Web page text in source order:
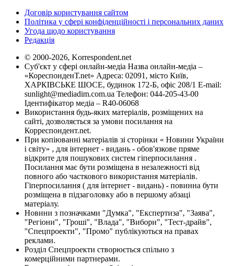
Договір користування сайтом
Політика у сфері конфіденційності і персональних даних
Угода щодо користування
Редакція
© 2000-2026, Korrespondent.net
Суб'єкт у сфері онлайн-медіа Назва онлайн-медіа –
«КореспонденТ.net» Адреса: 02091, місто Київ,
ХАРКІВСЬКЕ ШОСЕ, будинок 172-Б, офіс 208/1 E-mail:
sunlight@mediadim.com.ua Телефон: 044-205-43-00
Ідентифікатор медіа – R40-06068
Використання будь-яких матеріалів, розміщених на
сайті, дозволяється за умови посилання на
Корреспондент.net.
При копіюванні матеріалів зі сторінки « Новини України
і світу» , для інтернет - видань - обов'язкове пряме
відкрите для пошукових систем гіперпосилання .
Посилання має бути розміщена в незалежності від
повного або часткового використання матеріалів.
Гіперпосилання ( для інтернет - видань) - повинна бути
розміщена в підзаголовку або в першому абзаці
матеріалу.
Новини з позначками "Думка", "Експертиза", "Заява",
"Регіони", "Гроші", "Влада", "Вибори", "Тест-драйв",
"Спецпроекти", "Промо" публікуються на правах
реклами.
Розділ Спецпроекти створюється спільно з
комерційними партнерами.